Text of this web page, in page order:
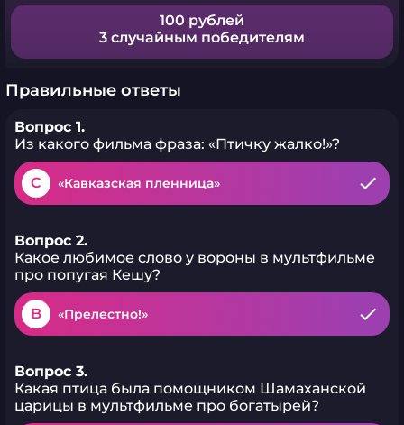
100 рублей
3 случайным победителям
Правильные ответы
Вопрос 1.
Из какого фильма фраза: «Птичку жалко!»?
C «Кавказская пленница»
Вопрос 2.
Какое любимое слово у вороны в мультфильме
про попугая Кешу?
B «Прелестно!»
Вопрос 3.
Какая птица была помощником Шамаханской
царицы в мультфильме про богатырей?